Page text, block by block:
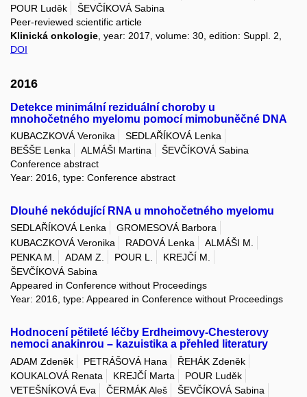
POUR Luděk
ŠEVČÍKOVÁ Sabina
Peer-reviewed scientific article
Klinická onkologie , year: 2017, volume: 30, edition: Suppl. 2,
DOI
2016
Detekce minimální reziduální choroby u
mnohočetného myelomu pomocí mimobuněčné DNA
KUBACZKOVÁ Veronika
SEDLAŘÍKOVÁ Lenka
BEŠŠE Lenka
ALMÁŠI Martina
ŠEVČÍKOVÁ Sabina
Conference abstract
Year: 2016, type: Conference abstract
Dlouhé nekódující RNA u mnohočetného myelomu
SEDLAŘÍKOVÁ Lenka
GROMESOVÁ Barbora
KUBACZKOVÁ Veronika
RADOVÁ Lenka
ALMÁŠI M.
PENKA M.
ADAM Z. POUR L.
KREJČÍ M.
ŠEVČÍKOVÁ Sabina
Appeared in Conference without Proceedings
Year: 2016, type: Appeared in Conference without Proceedings
Hodnocení pětileté léčby Erdheimovy-Chesterovy
nemoci anakinrou – kazuistika a přehled literatury
ADAM Zdeněk PETRÁŠOVÁ Hana
ŘEHÁK Zdeněk
KOUKALOVÁ Renata
KREJČÍ Marta
POUR Luděk
VETEŠNÍKOVÁ Eva
ČERMÁK Aleš
ŠEVČÍKOVÁ Sabina